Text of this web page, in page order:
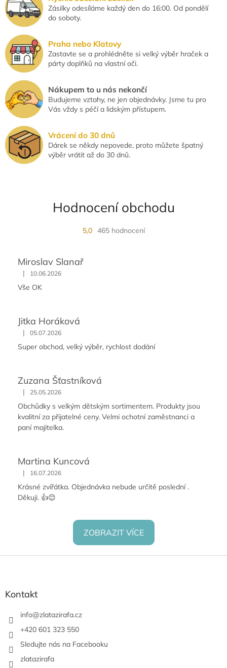
ý
p
u
Zásilky odesíláme každý den do 16:00. Od pondělí
do soboty.
Praha nebo Klatovy
Zastavte se a prohlédněte si velký výběr hraček a
párty doplňků na vlastní oči.
Nákupem to u nás nekončí
Budujeme vztahy, ne jen objednávky. Jsme tu pro
Vás vždy s péčí a lidským přístupem.
Vrácení do 30 dnů
Dárek se někdy nepovede, proto můžete špatný
výběr vrátit až do 30 dnů.
Hodnocení obchodu
5,0 465 hodnocení
Miroslav Slanař
| 10.06.2026
Vše OK
Jitka Horáková
| 05.07.2026
Super obchod, velký výběr, rychlost dodání
Zuzana Šťastníková
| 25.05.2026
Obchůdky s velkým dětským sortimentem. Produkty jsou
kvalitní za přijatelné ceny. Velmi ochotní zaměstnanci a
paní majitelka.
Martina Kuncová
| 16.07.2026
Krásné zvířátka. Objednávka nebude určitě poslední .
Děkuji. 👍😊
ZOBRAZIT VÍCE
Z
Kontakt
info@zlatazirafa.cz
+420 601 323 550
Sledujte nás na Facebooku
zlatazirafa